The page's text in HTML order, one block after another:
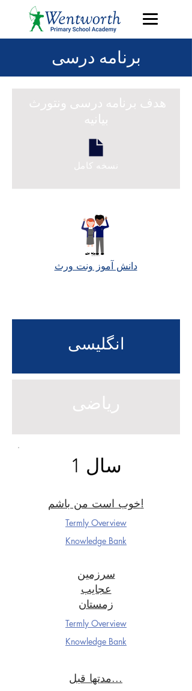
برنامه درسی
هدف برنامه درسی ونتورث
بیانیه
نسخه کامل
دانش آموز ونت ورث
انگلیسی
ریاضی
سال 1
خوب است من باشم!
Termly Overview
Knowledge Bank
سرزمین
عجایب
زمستان
Termly Overview
Knowledge Bank
مدتها قبل...